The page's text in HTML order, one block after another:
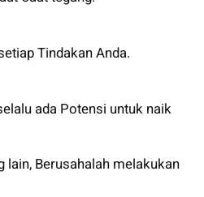
Tindakan Anda.
ada Potensi untuk naik
lain, Berusahalah melakukan